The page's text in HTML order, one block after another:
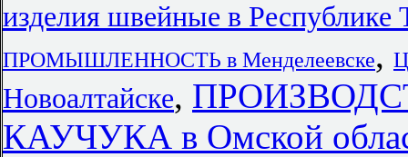
изделия швейные в Республике
ПРОМЫШЛЕННОСТЬ в Менделеевске,
Новоалтайске,
КАУЧУКА в Омской